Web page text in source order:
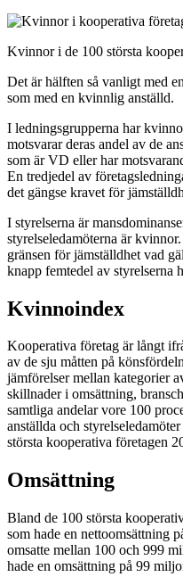
Kvinnor i de 100 största
Det är hälften så vanligt med
som med en kvinnlig anställd.
I ledningsgrupperna har
motsvarar deras andel av de
som är VD eller har
En tredjedel av
det gängse kravet för
I styrelserna är
styrelseledamöterna är
gränsen för jämställdhet vad
knapp femtedel av styrelserna
Kvinnoindex
Kooperativa företag är långt
av de sju måtten på
jämförelser mellan kategorier
skillnader i omsättning,
samtliga andelar vore 100
anställda och
största kooperativa företagen
Omsättning
Bland de 100 största
som hade en nettoomsättning
omsatte mellan 100 och 999
hade en omsättning på 99